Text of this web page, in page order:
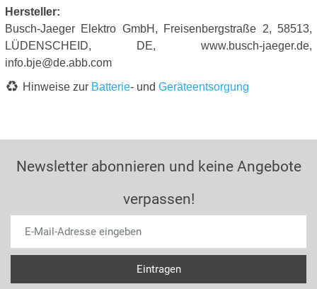
Hersteller:
Busch-Jaeger Elektro GmbH, Freisenbergstraße 2, 58513,
LÜDENSCHEID, DE, www.busch-jaeger.de,
info.bje@de.abb.com
Hinweise zur Batterie- und Geräteentsorgung
Newsletter abonnieren und keine Angebote
verpassen!